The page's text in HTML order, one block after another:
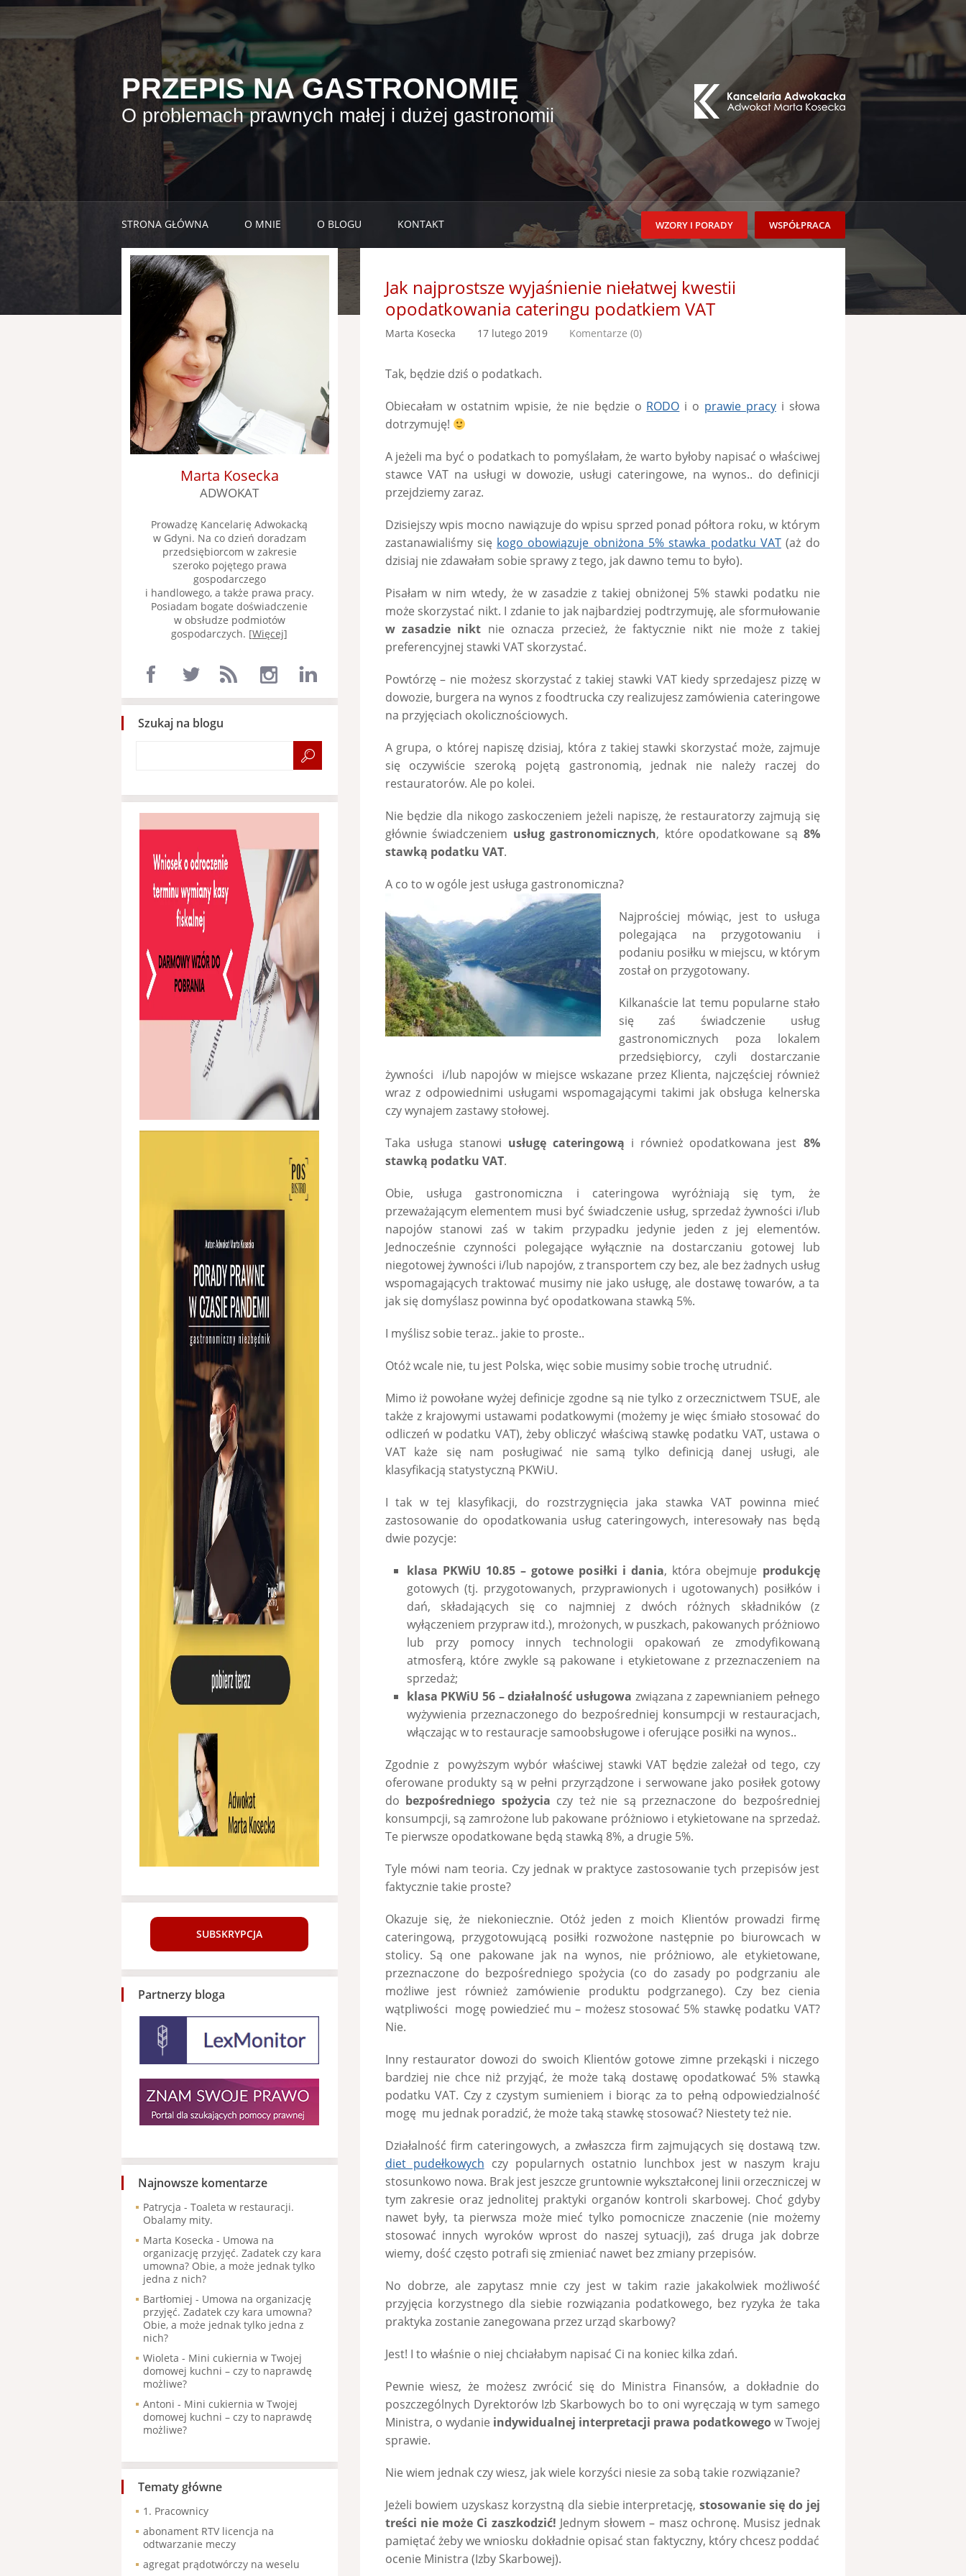
PRZEPIS NA GASTRONOMIĘ
O problemach prawnych małej i dużej gastronomii
STRONA GŁÓWNA O MNIE O BLOGU KONTAKT WSPÓŁPRACA
WZORY I PORADY
Jak najprostsze wyjaśnienie niełatwej kwestii
opodatkowania cateringu podatkiem VAT
Marta Kosecka 17 lutego 2019 Komentarze (0)
Tak, będzie dziś o podatkach.
Obiecałam w ostatnim wpisie, że nie będzie o RODO i o prawie pracyi słowa
dotrzymuję!
A jeżeli ma być o podatkach to pomyślałam, że warto byłoby napisać o właściwej
stawce VAT na usługi w dowozie, usługi cateringowe, na wynos.. do definicji
przejdziemy zaraz.
Dzisiejszy wpis mocno nawiązuje do wpisu sprzed ponad półtora roku, w którym
zastanawialiśmy się kogo obowiązuje obniżona 5% stawka podatku VAT(aż do
dzisiaj nie zdawałam sobie sprawy z tego, jak dawno temu to było).
Pisałam w nim wtedy, że w zasadzie z takiej obniżonej 5% stawki podatku nie
może skorzystać nikt. I zdanie to jak najbardziej podtrzymuję, ale sformułowanie
w zasadzie nikt nie oznacza przecież, że faktycznie nikt nie może z takiej
preferencyjnej stawki VAT skorzystać.
Powtórzę – nie możesz skorzystać z takiej stawki VAT kiedy sprzedajesz pizzę w
dowozie, burgera na wynos z foodtrucka czy realizujesz zamówienia cateringowe
na przyjęciach okolicznościowych.
A grupa, o której napiszę dzisiaj, która z takiej stawki skorzystać może, zajmuje
się oczywiście szeroką pojętą gastronomią, jednak nie należy raczej do
restauratorów. Ale po kolei.
Nie będzie dla nikogo zaskoczeniem jeżeli napiszę, że restauratorzy zajmują się
głównie świadczeniem usług gastronomicznych, które opodatkowane są 8%
stawką podatku VAT.
A co to w ogóle jest usługa gastronomiczna?
Najprościej mówiąc, jest to usługa
polegająca na przygotowaniu i
podaniu posiłku w miejscu, w którym
został on przygotowany.
Kilkanaście lat temu popularne stało
się zaś świadczenie usług
gastronomicznych poza lokalem
przedsiębiorcy, czyli dostarczanie
żywności i/lub napojów w miejsce wskazane przez Klienta, najczęściej również
wraz z odpowiednimi usługami wspomagającymi takimi jak obsługa kelnerska
czy wynajem zastawy stołowej.
Taka usługa stanowi usługę cateringową i również opodatkowana jest 8%
stawką podatku VAT.
Obie, usługa gastronomiczna i cateringowa wyróżniają się tym, że
przeważającym elementem musi być świadczenie usług, sprzedaż żywności i/lub
napojów stanowi zaś w takim przypadku jedynie jeden z jej elementów.
Jednocześnie czynności polegające wyłącznie na dostarczaniu gotowej lub
niegotowej żywności i/lub napojów, z transportem czy bez, ale bez żadnych usług
wspomagających traktować musimy nie jako usługę, ale dostawę towarów, a ta
jak się domyślasz powinna być opodatkowana stawką 5%.
I myślisz sobie teraz.. jakie to proste..
Otóż wcale nie, tu jest Polska, więc sobie musimy sobie trochę utrudnić.
Mimo iż powołane wyżej definicje zgodne są nie tylko z orzecznictwem TSUE, ale
także z krajowymi ustawami podatkowymi (możemy je więc śmiało stosować do
odliczeń w podatku VAT), żeby obliczyć właściwą stawkę podatku VAT, ustawa o
VAT każe się nam posługiwać nie samą tylko definicją danej usługi, ale
klasyfikacją statystyczną PKWiU.
I tak w tej klasyfikacji, do rozstrzygnięcia jaka stawka VAT powinna mieć
zastosowanie do opodatkowania usług cateringowych, interesowały nas będą
dwie pozycje:
klasa PKWiU 10.85 – gotowe posiłki i dania, która obejmuje produkcję
gotowych (tj. przygotowanych, przyprawionych i ugotowanych) posiłków i
dań, składających się co najmniej z dwóch różnych składników (z
wyłączeniem przypraw itd.), mrożonych, w puszkach, pakowanych próżniowo
lub przy pomocy innych technologii opakowań ze zmodyfikowaną
atmosferą, które zwykle są pakowane i etykietowane z przeznaczeniem na
sprzedaż;
klasa PKWiU 56 – działalność usługowa związana z zapewnianiem pełnego
wyżywienia przeznaczonego do bezpośredniej konsumpcji w restauracjach,
włączając w to restauracje samoobsługowe i oferujące posiłki na wynos..
Zgodnie z powyższym wybór właściwej stawki VAT będzie zależał od tego, czy
oferowane produkty są w pełni przyrządzone i serwowane jako posiłek gotowy
do bezpośredniego spożycia czy też nie są przeznaczone do bezpośredniej
konsumpcji, są zamrożone lub pakowane próżniowo i etykietowane na sprzedaż.
Te pierwsze opodatkowane będą stawką 8%, a drugie 5%.
Tyle mówi nam teoria. Czy jednak w praktyce zastosowanie tych przepisów jest
faktycznie takie proste?
Okazuje się, że niekoniecznie. Otóż jeden z moich Klientów prowadzi firmę
cateringową, przygotowującą posiłki rozwożone następnie po biurowcach w
stolicy. Są one pakowane jak na wynos, nie próżniowo, ale etykietowane,
przeznaczone do bezpośredniego spożycia (co do zasady po podgrzaniu ale
możliwe jest również zamówienie produktu podgrzanego). Czy bez cienia
wątpliwości mogę powiedzieć mu – możesz stosować 5% stawkę podatku VAT?
Nie.
Inny restaurator dowozi do swoich Klientów gotowe zimne przekąski i niczego
bardziej nie chce niż przyjąć, że może taką dostawę opodatkować 5% stawką
podatku VAT. Czy z czystym sumieniem i biorąc za to pełną odpowiedzialność
mogę mu jednak poradzić, że może taką stawkę stosować? Niestety też nie.
Działalność firm cateringowych, a zwłaszcza firm zajmujących się dostawą tzw.
diet pudełkowych czy popularnych ostatnio lunchbox jest w naszym kraju
stosunkowo nowa. Brak jest jeszcze gruntownie wykształconej linii orzeczniczej w
tym zakresie oraz jednolitej praktyki organów kontroli skarbowej. Choć gdyby
nawet były, ta pierwsza może mieć tylko pomocnicze znaczenie (nie możemy
stosować innych wyroków wprost do naszej sytuacji), zaś druga jak dobrze
wiemy, dość często potrafi się zmieniać nawet bez zmiany przepisów.
No dobrze, ale zapytasz mnie czy jest w takim razie jakakolwiek możliwość
przyjęcia korzystnego dla siebie rozwiązania podatkowego, bez ryzyka że taka
praktyka zostanie zanegowana przez urząd skarbowy?
Jest! I to właśnie o niej chciałabym napisać Ci na koniec kilka zdań.
Pewnie wiesz, że możesz zwrócić się do Ministra Finansów, a dokładnie do
poszczególnych Dyrektorów Izb Skarbowych bo to oni wyręczają w tym samego
Ministra, o wydanie indywidualnej interpretacji prawa podatkowegow Twojej
sprawie.
Nie wiem jednak czy wiesz, jak wiele korzyści niesie za sobą takie rozwiązanie?
Jeżeli bowiem uzyskasz korzystną dla siebie interpretację,stosowanie się do jej
treści nie może Ci zaszkodzić! Jednym słowem – masz ochronę. Musisz jednak
pamiętać żeby we wniosku dokładnie opisać stan faktyczny, który chcesz poddać
ocenie Ministra (Izby Skarbowej).
Marta Kosecka
ADWOKAT
Prowadzę Kancelarię Adwokacką
w Gdyni. Na co dzień doradzam
przedsiębiorcom w zakresie
szeroko pojętego prawa
gospodarczego
i handlowego, a także prawa pracy.
Posiadam bogate doświadczenie
w obsłudze podmiotów
gospodarczych. [Więcej]
Szukaj na blogu
SUBSKRYPCJA
Partnerzy bloga
Najnowsze komentarze
Patrycja - Toaleta w restauracji.
Obalamy mity.
Marta Kosecka - Umowa na
organizację przyjęć. Zadatek czy kara
umowna? Obie, a może jednak tylko
jedna z nich?
Bartłomiej - Umowa na organizację
przyjęć. Zadatek czy kara umowna?
Obie, a może jednak tylko jedna z
nich?
Wioleta - Mini cukiernia w Twojej
domowej kuchni – czy to naprawdę
możliwe?
Antoni - Mini cukiernia w Twojej
domowej kuchni – czy to naprawdę
możliwe?
Tematy główne
1. Pracownicy
abonament RTV licencja na
odtwarzanie meczy
agregat prądotwórczy na weselu